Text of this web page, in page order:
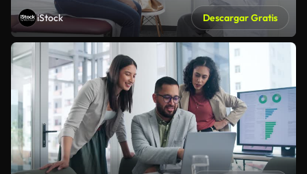
iStock Descargar Gratis